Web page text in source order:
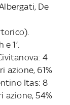
De
e 1’.
4
azione, 61%
Itas: 8
azione, 54%